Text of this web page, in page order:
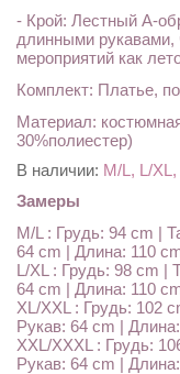
- Крой: Лестный А-
длинными рукавами,
мероприятий как
Комплект: Платье,
Материал:
30%полиестер)
В наличии: M/L, L/XL,
Замеры
M/L : Грудь: 94 cm |
64 cm | Длина: 110
L/XL : Грудь: 98 cm |
64 cm | Длина: 110
XL/XXL : Грудь: 102
Рукав: 64 cm |
XXL/XXXL : Грудь:
Рукав: 64 cm |